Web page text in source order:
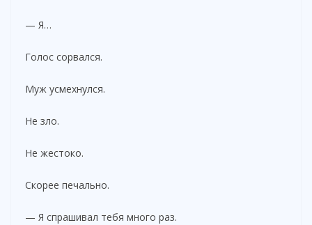
— Я…
Голос сорвался.
Муж усмехнулся.
Не зло.
Не жестоко.
Скорее печально.
— Я спрашивал тебя много раз.